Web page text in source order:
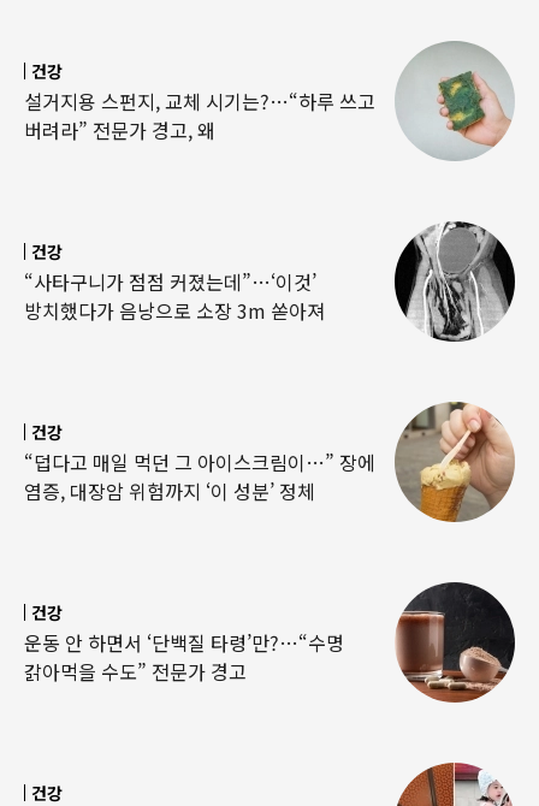
건강
설거지용 스펀지, 교체 시기는?…“하루 쓰고
버려라” 전문가 경고, 왜
건강
“사타구니가 점점 커졌는데”…‘이것’
방치했다가 음낭으로 소장 3m 쏟아져
건강
“덥다고 매일 먹던 그 아이스크림이…” 장에
염증, 대장암 위험까지 ‘이 성분’ 정체
건강
운동 안 하면서 ‘단백질 타령’만?…“수명
갉아먹을 수도” 전문가 경고
건강